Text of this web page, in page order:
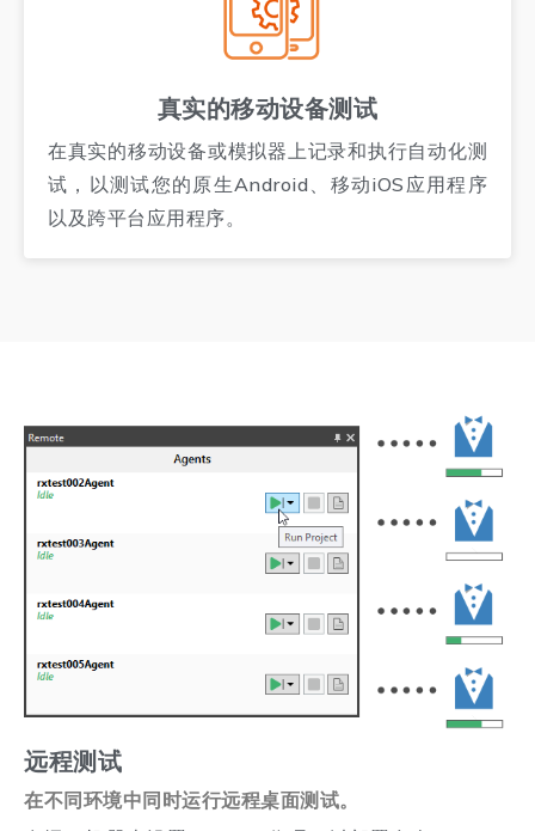
真实的移动设备测试
在真实的移动设备或模拟器上记录和执行自动化测
试，以测试您的原生Android、移动iOS应用程序
以及跨平台应用程序。
远程测试
在不同环境中同时运行远程桌面测试。